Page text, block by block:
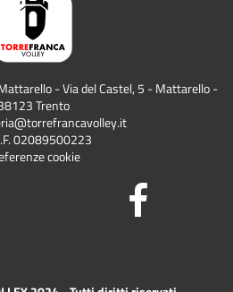
- Via del Castel, 5 - Mattarello -
Trento
02089500223
cookie